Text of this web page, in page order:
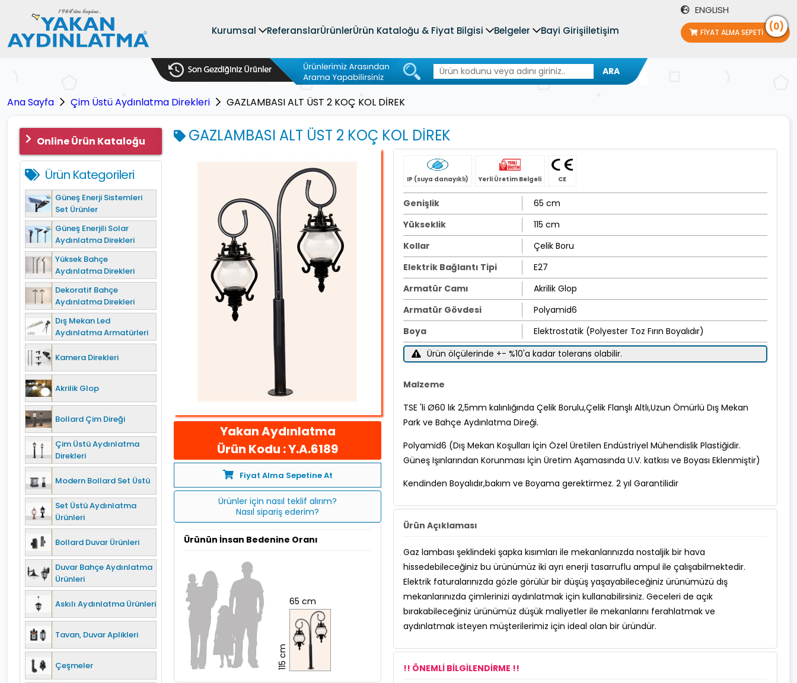
Kurumsal ReferanslarÜrünlerÜrün Kataloğu & Fiyat Bilgisi Belgeler Bayi Girişiİletişim
ENGLISH
FIYAT ALMA SEPETI (0)
ARA
Ana Sayfa Çim Üstü Aydınlatma Direkleri GAZLAMBASI ALT ÜST 2 KOÇ KOL DİREK
Online Ürün Kataloğu
Ürün Kategorileri
Güneş Enerji Sistemleri
Set Ürünler
Güneş Enerjili Solar
Aydınlatma Direkleri
Yüksek Bahçe
Aydınlatma Direkleri
Dekoratif Bahçe
Aydınlatma Direkleri
Dış Mekan Led
Aydınlatma Armatürleri
Kamera Direkleri
Akrilik Glop
Bollard Çim Direği
Çim Üstü Aydınlatma
Direkleri
Modern Bollard Set Üstü
Set Üstü Aydınlatma
Ürünleri
Bollard Duvar Ürünleri
Duvar Bahçe Aydınlatma
Ürünleri
Askılı Aydınlatma Ürünleri
Tavan, Duvar Aplikleri
Çeşmeler
GAZLAMBASI ALT ÜST 2 KOÇ KOL DİREK
Yakan Aydınlatma
Ürün Kodu : Y.A.6189
Fiyat Alma Sepetine At
Ürünler için nasıl teklif alırım?
Nasıl sipariş ederim?
Ürünün İnsan Bedenine Oranı
65 cm
115 cm
IP (suya danayıklı) Yerli Üretim Belgeli CE
Genişlik
65 cm
Yükseklik
115 cm
Kollar
Çelik Boru
Elektrik Bağlantı Tipi
E27
Armatür Camı
Akrilik Glop
Armatür Gövdesi
Polyamid6
Boya
Elektrostatik (Polyester Toz Fırın Boyalıdır)
Ürün ölçülerinde +- %10'a kadar tolerans olabilir.
Malzeme
TSE 'li Ø60 lık 2,5mm kalınlığında Çelik Borulu,Çelik Flanşlı Altlı,Uzun Ömürlü Dış Mekan
Park ve Bahçe Aydınlatma Direği.
Polyamid6 (Dış Mekan Koşulları İçin Özel Üretilen Endüstriyel Mühendislik Plastiğidir.
Güneş Işınlarından Korunması İçin Üretim Aşamasında U.V. katkısı ve Boyası Eklenmiştir)
Kendinden Boyalıdır,bakım ve Boyama gerektirmez. 2 yıl Garantilidir
Ürün Açıklaması
Gaz lambası şeklindeki şapka kısımları ile mekanlarınızda nostaljik bir hava
hissedebileceğiniz bu ürünümüz iki ayrı enerji tasarruflu ampul ile çalışabilmektedir.
Elektrik faturalarınızda gözle görülür bir düşüş yaşayabileceğiniz ürünümüzü dış
mekanlarınızda çimlerinizi aydınlatmak için kullanabilirsiniz. Geceleri de açık
bırakabileceğiniz ürünümüz düşük maliyetler ile mekanlarını ferahlatmak ve
aydınlatmak isteyen müşterilerimiz için ideal olan bir üründür.
!! ÖNEMLİ BİLGİLENDİRME !!